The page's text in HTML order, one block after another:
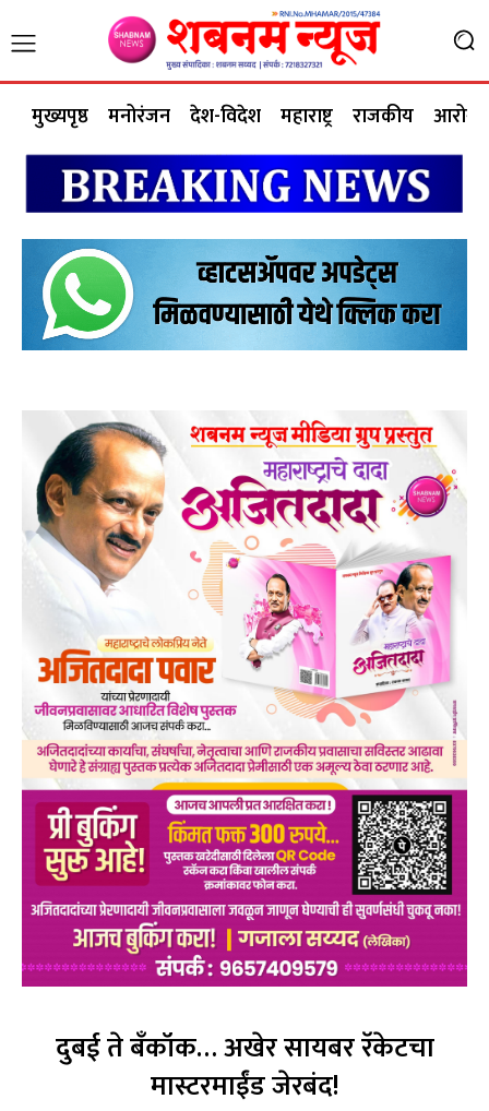
मुख्यपृष्ठ मनोरंजन देश-विदेश महाराष्ट्र राजकीय आरोग्य
दुबई ते बँकॉक… अखेर सायबर रॅकेटचा
मास्टरमाईंड जेरबंद!